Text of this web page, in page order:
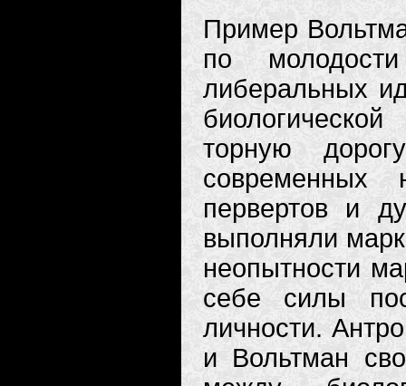
Пример
по
либеральных
торную
современных
первертов и
выполняли
неопытности
себе силы
личности.
и Вольтман